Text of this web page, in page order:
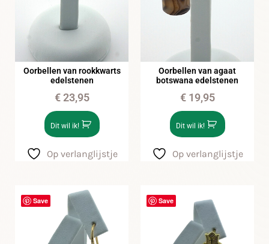
Oorbellen van rookkwarts
edelstenen
€23,95
Dit wil ik!
Op verlanglijstje
Oorbellen van agaat
botswana edelstenen
€19,95
Dit wil ik!
Op verlanglijstje
Save Save